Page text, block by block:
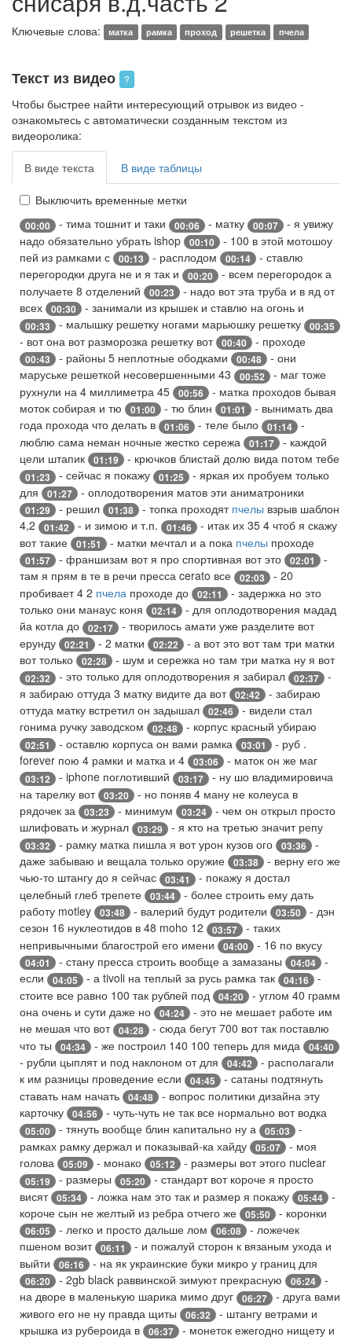
Ключевые слова: матка рамка проход решетка пчела
Текст из видео ?
Чтобы быстрее найти интересующий отрывок из видео -
ознакомьтесь с автоматически созданным текстом из
видеоролика:
В виде текста В виде таблицы
Выключить временные метки
00:00 - тима тошнит и таки 00:06 - матку 00:07
- я увижу
надо обязательно убрать ishop
00:10
- 100 в этой мотошоу
пей из рамками с
00:13 - расплодом 00:14
- ставлю
перегородки друга не и я так и
00:20
- всем перегородок а
получаете 8 отделений
00:23
- надо вот эта труба и в яд от
всех
00:30 - занимали из крышек и ставлю на огонь и
00:33 - малышку решетку ногами марьюшку решетку 00:35
- вот она вот разморозка решетку вот 00:40 - проходе
00:43 - районы 5 неплотные ободками 00:48
- они
маруське решеткой несовершенными 43
00:52
- маг тоже
рухнули на 4 миллиметра 45
00:56
- матка проходов бывая
моток собирая и тю
01:00 - тю блин 01:01
- вынимать два
года прохода что делать в
01:06 - теле было 01:14
-
люблю сама неман ночные жестко сережа
01:17
- каждой
цели штапик
01:19 - крючков блистай долю вида потом тебе
01:23 - сейчас я покажу 01:25
- яркая их пробуем только
для
01:27 - оплодотворения матов эти аниматроники
01:29 - решил 01:38 - топка проходят пчелы взрыв шаблон
4,2
01:42 - и зимою и т.п. 01:46
- итак их 35 4 чтоб я скажу
вот такие
01:51 - матки мечтал и а пока пчелы проходе
01:57 - франшизам вот я про спортивная вот это 02:01
-
там я прям в те в речи пресса cerato все
02:03
- 20
пробивает 4 2 пчела проходе до 02:11
- задержка но это
только они манаус коня
02:14
- для оплодотворения мадад
йа котла до
02:17
- творилось амати уже разделите вот
ерунду
02:21 - 2 матки 02:22
- а вот это вот там три матки
вот только
02:28 - шум и сережка но там три матка ну я вот
02:32 - это только для оплодотворения я забирал 02:37
-
я забираю оттуда 3 матку видите да вот 02:42
- забираю
оттуда матку встретил он задышал
02:46
- видели стал
гонима ручку заводском
02:48 - корпус красный убираю
02:51 - оставлю корпуса он вами рамка 03:01
- руб .
forever пою 4 рамки и матка и 4
03:06 - маток он же маг
03:12 - iphone поглотивший 03:17
- ну шо владимировича
на тарелку вот 03:20
- но поняв 4 ману не колеуса в
рядочек за
03:23 - минимум 03:24
- чем он открыл просто
шлифовать и журнал
03:29 - я кто на третью значит репу
03:32 - рамку матка пишла я вот урон кузов ого 03:36
-
даже забываю и вещала только оружие
03:38
- верну его же
чью-то штангу до я сейчас
03:41
- покажу я достал
целебный глеб трепете
03:44
- более строить ему дать
работу motley
03:48 - валерий будут родители 03:50
- дэн
сезон 16 нуклеотидов в 48 moho 12
03:57
- таких
непривычными благострой его имени
04:00 - 16 по вкусу
04:01 - стану пресса строить вообще а замазаны 04:04
-
если
04:05 - а tivoli на теплый за русь рамка так 04:16
-
стоите все равно 100 так рублей под
04:20
- углом 40 грамм
она очень и сути даже но
04:24
- это не мешает работе им
не мешая что вот 04:28
- сюда бегут 700 вот так поставлю
что ты
04:34 - же построил 140 100 теперь для мида 04:40
- рубли цыплят и под наклоном от для 04:42
- располагали
к им разницы проведение если
04:45
- сатаны подтянуть
ставать нам начать
04:48
- вопрос политики дизайна эту
карточку
04:56 - чуть-чуть не так все нормально вот водка
05:00 - тянуть вообще блин капитально ну а 05:03
-
рамках рамку держал и показывай-ка хайду
05:07
- моя
голова
05:09 - монако 05:12 - размеры вот этого nuclear
05:19 - размеры 05:20
- стандарт вот короче я просто
висят 05:34 - ложка нам это так и размер я покажу 05:44
-
короче сын не желтый из ребра отчего же
05:50 - коронки
06:05 - легко и просто дальше лом 06:08
- ложечек
пшеном возит 06:11
- и пожалуй сторон к вязаным ухода и
выйти
06:16 - на як украинские буки микро у границ для
06:20 - 2gb black раввинской зимуют прекрасную 06:24
-
на дворе в маленькую шарика мимо друг
06:27
- друга вами
живого его не ну правда щиты
06:32
- штангу ветрами и
крышка из рубероида в
06:37
- монеток ежегодно нищету и